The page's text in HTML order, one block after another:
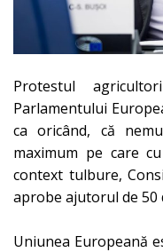
Protestul
Parlamentului
ca oricând, că
maximum pe care
context tulbure,
aprobe ajutorul de 50
Uniunea Europeană